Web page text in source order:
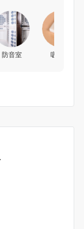
防音室 吸音材